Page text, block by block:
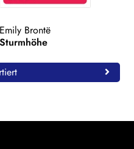
Emily Brontë
Sturmhöhe